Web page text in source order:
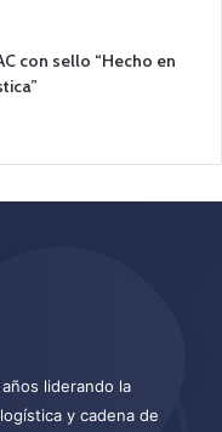
con sello “Hecho en
liderando la
y cadena de